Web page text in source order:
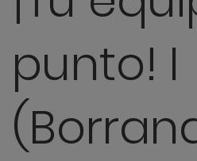
punto! I